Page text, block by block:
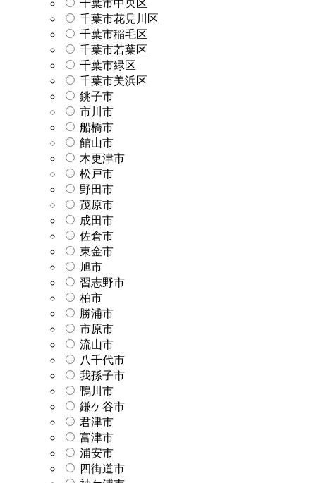
千葉市中央区
千葉市花見川区
千葉市稲毛区
千葉市若葉区
千葉市緑区
千葉市美浜区
銚子市
市川市
船橋市
館山市
木更津市
松戸市
野田市
茂原市
成田市
佐倉市
東金市
旭市
習志野市
柏市
勝浦市
市原市
流山市
八千代市
我孫子市
鴨川市
鎌ケ谷市
君津市
富津市
浦安市
四街道市